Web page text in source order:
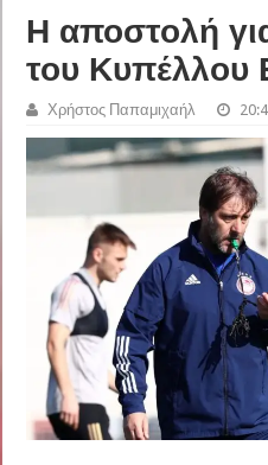
Η αποστολή
του Κυπέλλου
Χρήστος Παπαμιχαήλ